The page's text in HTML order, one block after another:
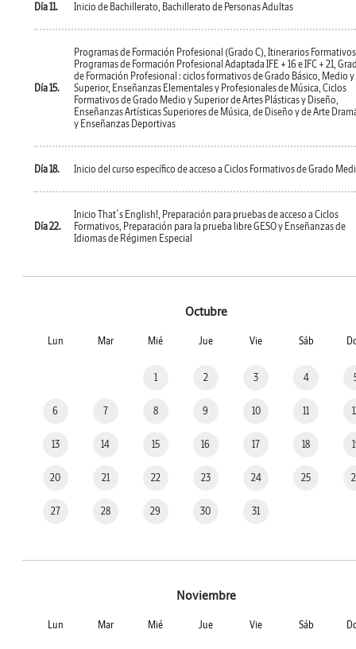
Día 11. Inicio de Bachillerato, Bachillerato de Personas Adultas
Día 15.
Programas de Formación Profesional (Grado C), Itinerarios
Programas de Formación Profesional Adaptada IFE + 16 e IFC + 21,
de Formación Profesional : ciclos formativos de Grado Básico, Medio y
Superior, Enseñanzas Elementales y Profesionales de Música, Ciclos
Formativos de Grado Medio y Superior de Artes Plásticas y Diseño,
Enseñanzas Artísticas Superiores de Música, de Diseño y de Arte
y Enseñanzas Deportivas
Día 18. Inicio del curso específico de acceso a Ciclos Formativos de Grado
Día 22.
Inicio That´s English!, Preparación para pruebas de acceso a Ciclos
Formativos, Preparación para la prueba libre GESO y Enseñanzas de
Idiomas de Régimen Especial
Octubre
Lun Mar Mié Jue Vie Sáb
1 2 3 4
6 7 8 9 10 11
13 14 15 16 17 18
20 21 22 23 24 25
27 28 29 30 31
Noviembre
Lun Mar Mié Jue Vie Sáb